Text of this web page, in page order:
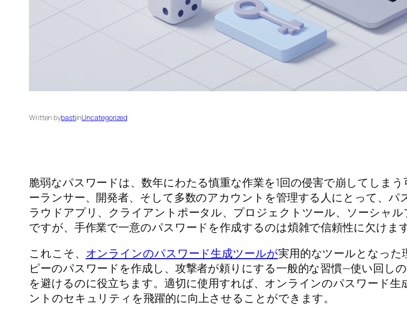
Written bybastiinUncategorized
脆弱なパスワードは、数年にわたる慎重な作業を1回の侵害で崩してしま
ーランサー、開発者、そして多数のアカウントを管理する人にとって、パ
ラウドアプリ、クライアントポータル、プロジェクトツール、ソーシャ
ですが、手作業で一意のパスワードを作成するのは煩雑で信頼性に欠けます
これこそ、 オンラインのパスワード生成ツールが実用的なツールとなった
ピーのパスワードを作成し、攻撃者が頼りにする一般的な習慣—使い回し
を避けるのに役立ちます。適切に使用すれば、オンラインのパスワード
ントのセキュリティを飛躍的に向上させることができます。